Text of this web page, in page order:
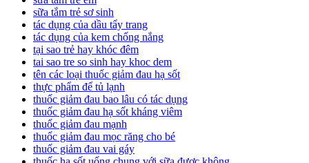
sữa tắm trẻ sơ sinh
tác dụng của dầu tẩy trang
tác dụng của kem chống nắng
tại sao trẻ hay khóc đêm
tai sao tre so sinh hay khoc dem
tên các loại thuốc giảm đau hạ sốt
thực phẩm để tủ lạnh
thuốc giảm đau bao lâu có tác dụng
thuốc giảm đau hạ sốt kháng viêm
thuốc giảm đau mạnh
thuốc giảm đau mọc răng cho bé
thuốc giảm đau vai gáy